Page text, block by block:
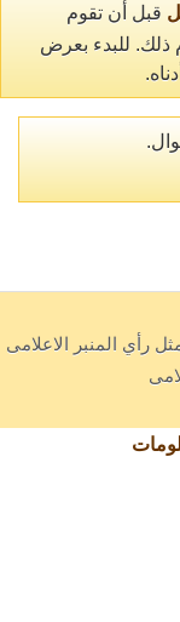
قبل أن تقوم
ذلك. للبدء بعرض
رأي المنبر الاعلامى